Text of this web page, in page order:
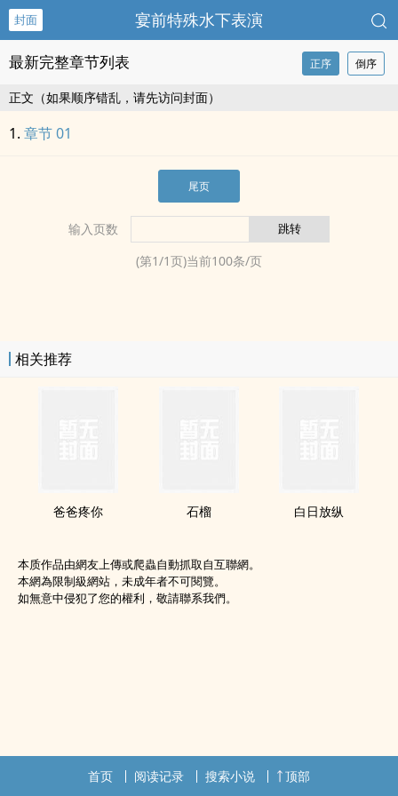
封面 宴前特殊水下表演
最新完整章节列表 正序 倒序
正文（如果顺序错乱，请先访问封面）
章节 01
尾页
输入页数
(第1/1页)当前100条/页
相关推荐
爸爸疼你 石榴 白日放纵
本质作品由網友上傳或爬蟲自動抓取自互聯網。
本網為限制級網站，未成年者不可閱覽。
如無意中侵犯了您的權利，敬請聯系我們。
首页 阅读记录 搜索小说 顶部